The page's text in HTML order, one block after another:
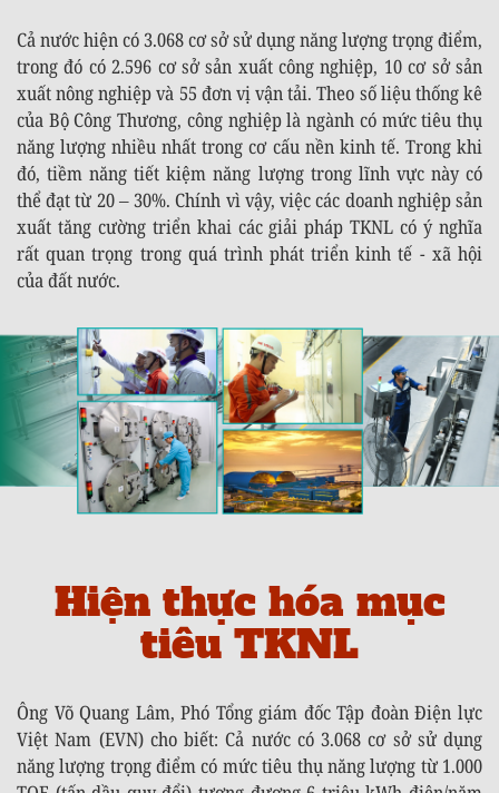
Cả nước hiện có 3.068 cơ sở sử dụng năng lượng trọng điểm,
trong đó có 2.596 cơ sở sản xuất công nghiệp, 10 cơ sở sản
xuất nông nghiệp và 55 đơn vị vận tải. Theo số liệu thống kê
của Bộ Công Thương, công nghiệp là ngành có mức tiêu thụ
năng lượng nhiều nhất trong cơ cấu nền kinh tế. Trong khi
đó, tiềm năng tiết kiệm năng lượng trong lĩnh vực này có
thể đạt từ 20 – 30%. Chính vì vậy, việc các doanh nghiệp sản
xuất tăng cường triển khai các giải pháp TKNL có ý nghĩa
rất quan trọng trong quá trình phát triển kinh tế - xã hội
của đất nước.
Hiện thực hóa mục
tiêu TKNL
Ông Võ Quang Lâm, Phó Tổng giám đốc Tập đoàn Điện lực
Việt Nam (EVN) cho biết: Cả nước có 3.068 cơ sở sử dụng
năng lượng trọng điểm có mức tiêu thụ năng lượng từ 1.000